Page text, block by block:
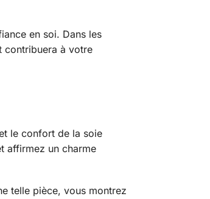
en soi. Dans les
contribuera à votre
le confort de la soie
affirmez un charme
telle pièce, vous montrez